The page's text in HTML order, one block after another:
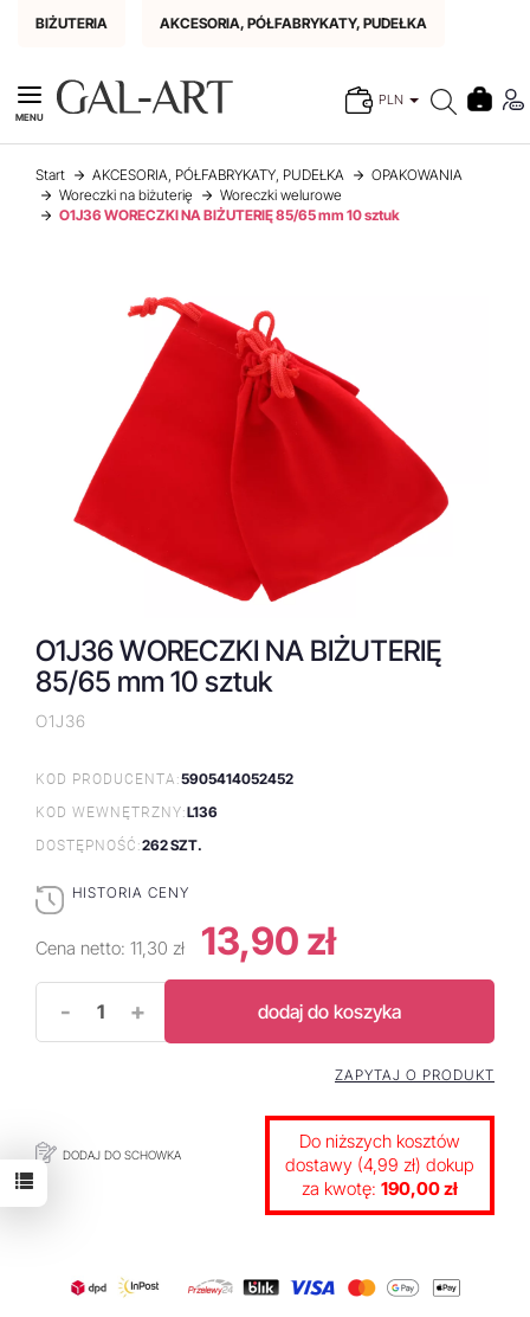
BIŻUTERIA AKCESORIA, PÓŁFABRYKATY, PUDEŁKA
PLN
MENU
Start AKCESORIA, PÓŁFABRYKATY, PUDEŁKA
OPAKOWANIA
Woreczki na biżuterię
Woreczki welurowe
O1J36 WORECZKI NA BIŻUTERIĘ 85/65 mm 10 sztuk
O1J36 WORECZKI NA BIŻUTERIĘ
85/65 mm 10 sztuk
O1J36
KOD PRODUCENTA:5905414052452
KOD WEWNĘTRZNY:L136
DOSTĘPNOŚĆ:262 SZT.
HISTORIA CENY
Cena netto: 11,30 zł 13,90 zł
- + dodaj do koszyka
DODAJ DO SCHOWKA
ZAPYTAJ O PRODUKT
Do niższych kosztów
dostawy (4,99 zł) dokup
za kwotę: 190,00 zł